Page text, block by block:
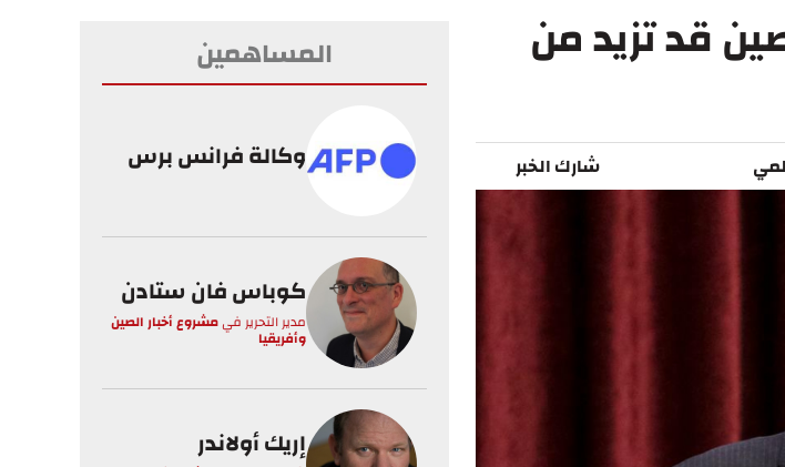
قد تزيد من
شارك الخبر
المساهمين
وكالة فرانس برس
كوباس فان ستادن
مدير التحرير فيمشروع أخبار الصين
وأفريقيا
إريك أولاندر